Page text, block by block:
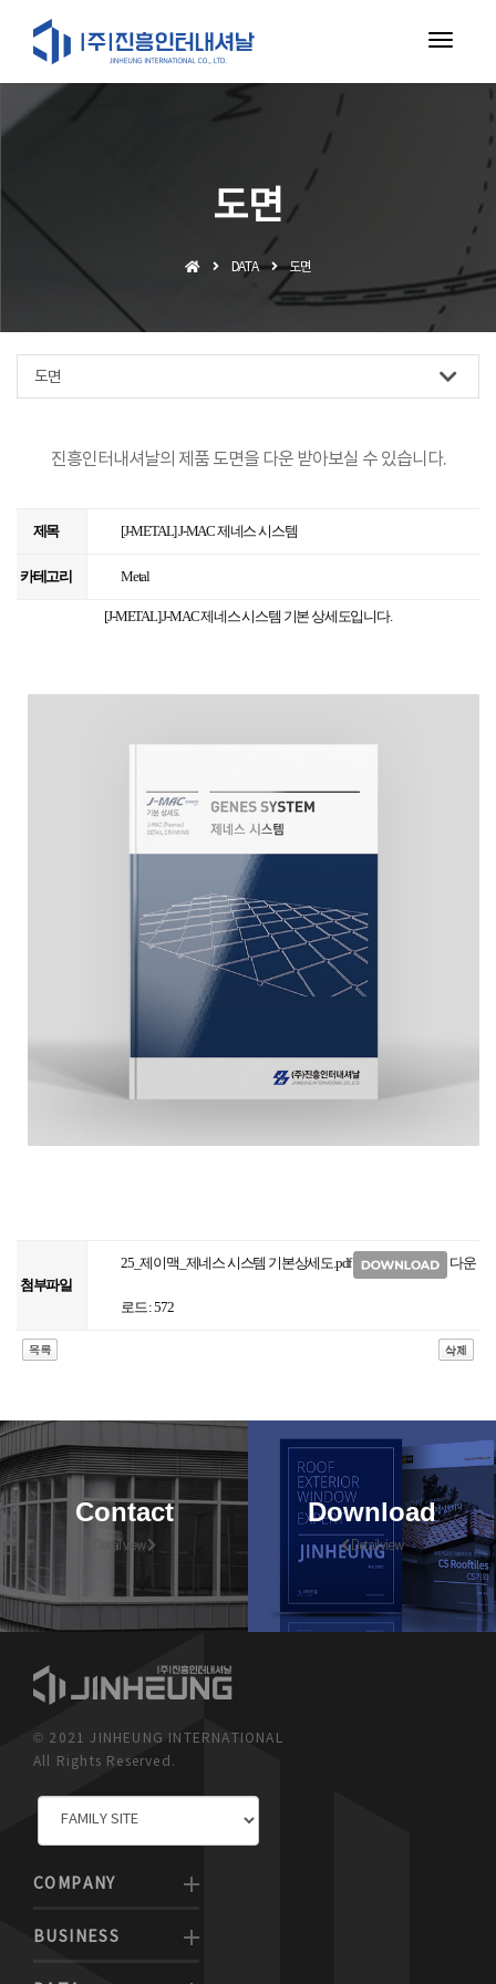
도면
DATA 도면
도면
진흥인터내셔날의 제품 도면을 다운 받아보실 수 있습니다.
제목 [J-METAL] J-MAC 제네스 시스템
카테고리 Metal
[J-METAL] J-MAC 제네스 시스템 기본 상세도입니다.
첨부파일
25_제이맥_제네스 시스템 기본상세도.pdf 다운
로드 : 572
Contact
Detail view
Download
Detail view
© 2021 JINHEUNG INTERNATIONAL
All Rights Reserved.
COMPANY
BUSINESS